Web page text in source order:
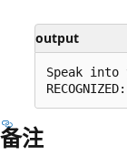
output
Speak into
备注